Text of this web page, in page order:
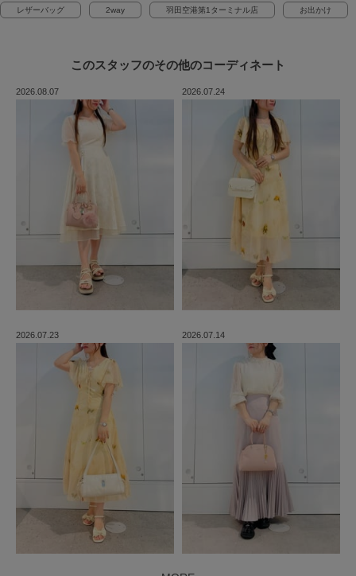
レザーバッグ 2way 羽田空港第1ターミナル店 お出かけ
このスタッフのその他のコーディネート
2026.08.07 2026.07.24
2026.07.23 2026.07.14